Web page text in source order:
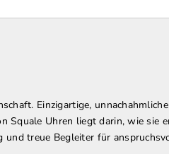
Einzigartige,
Squale Uhren liegt darin, wie
und treue Begleiter für